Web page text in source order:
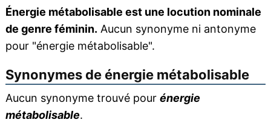
Énergie métabolisable est une locution nominale
de genre féminin. Aucun synonyme ni antonyme
pour "énergie métabolisable".
Synonymes de énergie métabolisable
Aucun synonyme trouvé pour énergie
métabolisable.